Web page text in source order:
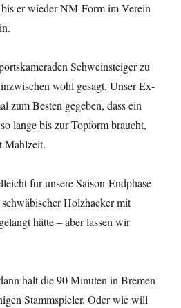
er wieder NM-Form im Verein
Schweinsteiger zu
wohl gesagt. Unser Ex-
zum Besten gegeben, dass ein
lange bis zur Topform braucht,
Mahlzeit.
für unsere Saison-Endphase
Holzhacker mit
hätte – aber lassen wir
halt die 90 Minuten in Bremen
Stammspieler. Oder wie will